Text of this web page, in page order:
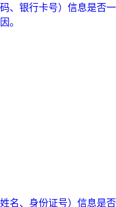
、银行卡号）信息是否一
。
名、身份证号）信息是否